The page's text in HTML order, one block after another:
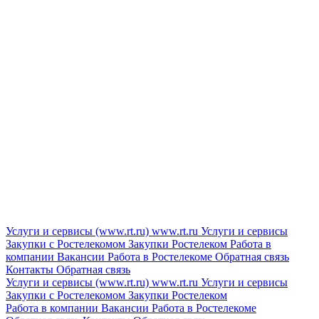
Услуги и сервисы (www.rt.ru) www.rt.ru Услуги и сервисы
Закупки с Ростелекомом Закупки Ростелеком Работа в
компании Вакансии Работа в Ростелекоме Обратная связь
Контакты Обратная связь
Услуги и сервисы (www.rt.ru) www.rt.ru Услуги и сервисы
Закупки с Ростелекомом Закупки Ростелеком
Работа в компании Вакансии Работа в Ростелекоме